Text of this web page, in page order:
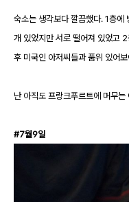
숙소는 생각보다 깔끔했다. 1층에
개 있었지만 서로 떨어져 있었고
후 미국인 아저씨들과 품위 있어
난 아직도 프랑크푸르트에 머무
#7월9일